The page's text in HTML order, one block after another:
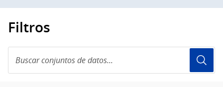
Filtros
conjuntos
de